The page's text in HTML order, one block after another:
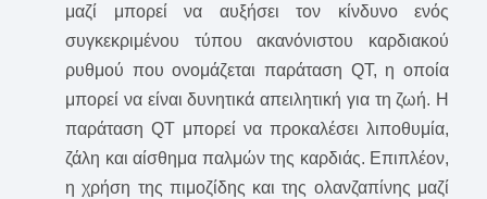
μαζί μπορεί να αυξήσει τον κίνδυνο ενός
συγκεκριμένου τύπου ακανόνιστου καρδιακού
ρυθμού που ονομάζεται παράταση QT, η οποία
μπορεί να είναι δυνητικά απειλητική για τη ζωή. Η
παράταση QT μπορεί να προκαλέσει λιποθυμία,
ζάλη και αίσθημα παλμών της καρδιάς. Επιπλέον,
η χρήση της πιμοζίδης και της ολανζαπίνης μαζί